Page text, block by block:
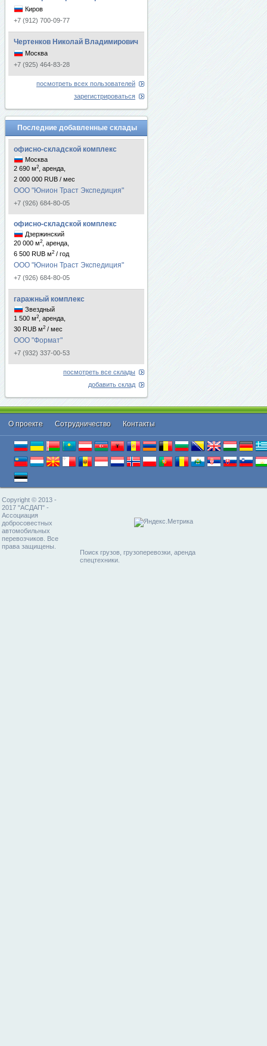
Киров
+7 (912) 700-09-77
Чертенков Николай Владимирович
Москва
+7 (925) 464-83-28
посмотреть всех пользователей
зарегистрироваться
Последние добавленные склады
офисно-складской комплекс
Москва
2 690 м2
, аренда,
2 000 000 RUB / мес
ООО "Юнион Траст Экспедиция"
+7 (926) 684-80-05
офисно-складской комплекс
Дзержинский
20 000 м2
, аренда,
6 500 RUB м2 / год
ООО "Юнион Траст Экспедиция"
+7 (926) 684-80-05
гаражный комплекс
Звездный
1 500 м2
, аренда,
30 RUB м2 / мес
ООО "Формат"
+7 (932) 337-00-53
посмотреть все склады
добавить склад
О проекте Cотрудничество Контакты
Copyright © 2013 -
2017 "АСДАП" -
Ассоциация
добросовестных
автомобильных
перевозчиков. Все
права защищены.
Поиск грузов, грузоперевозки, аренда
спецтехники.